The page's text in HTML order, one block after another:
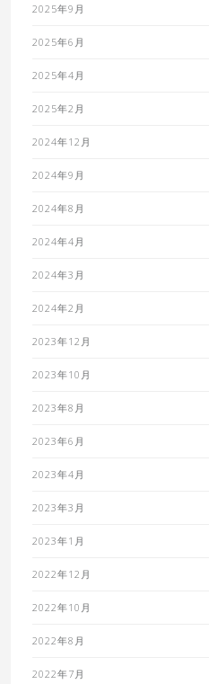
2025年9月
2025年6月
2025年4月
2025年2月
2024年12月
2024年9月
2024年8月
2024年4月
2024年3月
2024年2月
2023年12月
2023年10月
2023年8月
2023年6月
2023年4月
2023年3月
2023年1月
2022年12月
2022年10月
2022年8月
2022年7月